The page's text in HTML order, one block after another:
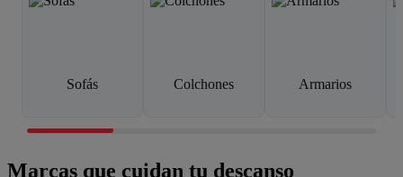
Sofás Colchones Armarios
Marcas que cuidan tu descanso